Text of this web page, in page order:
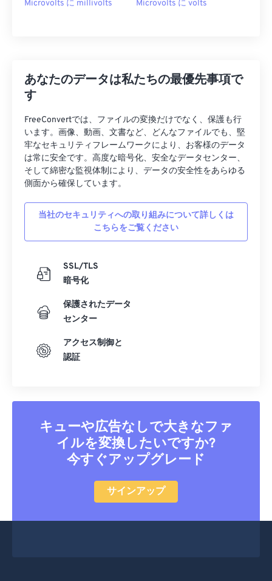
Microvolts に millivolts Microvolts に volts
あなたのデータは私たちの最優先事項で
す
FreeConvertでは、ファイルの変換だけでなく、保護も行
います。画像、動画、文書など、どんなファイルでも、堅
牢なセキュリティフレームワークにより、お客様のデータ
は常に安全です。高度な暗号化、安全なデータセンター、
そして綿密な監視体制により、データの安全性をあらゆる
側面から確保しています。
当社のセキュリティへの取り組みについて詳しくは
こちらをご覧ください
SSL/TLS
暗号化
保護されたデータ
センター
アクセス制御と
認証
キューや広告なしで大きなファ
イルを変換したいですか?
今すぐアップグレード
サインアップ